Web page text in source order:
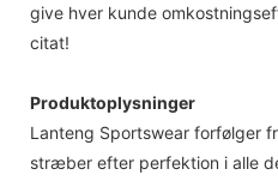
give hver kunde
citat!
Produktoplysninger
Lanteng Sportswear forfølger
stræber efter perfektion i alle